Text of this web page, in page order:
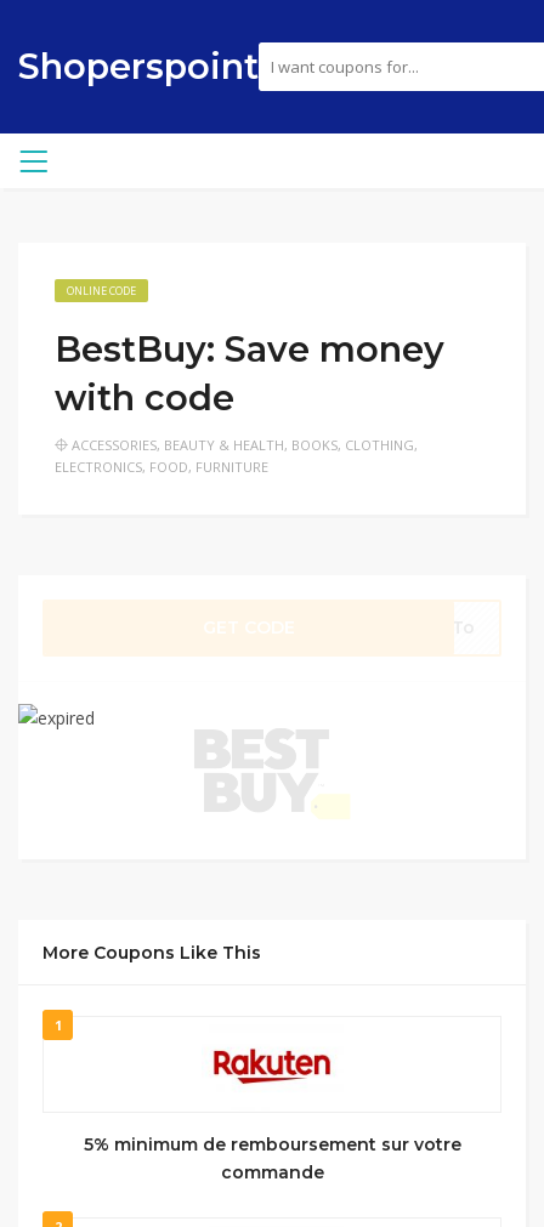
Shoperspoint
ONLINE CODE
BestBuy: Save money
with code
ACCESSORIES, BEAUTY & HEALTH, BOOKS, CLOTHING,
ELECTRONICS, FOOD, FURNITURE
More Coupons Like This
1
5% minimum de remboursement sur votre
commande